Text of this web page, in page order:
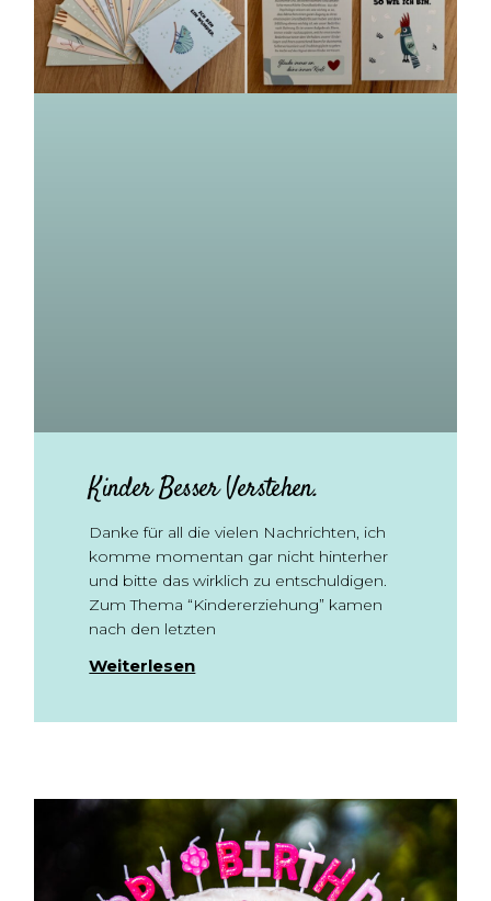
Kinder Besser Verstehen.
Danke für all die vielen Nachrichten, ich
komme momentan gar nicht hinterher
und bitte das wirklich zu entschuldigen.
Zum Thema “Kindererziehung” kamen
nach den letzten
Weiterlesen